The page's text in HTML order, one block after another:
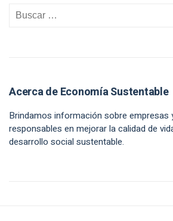
Acerca de Economía Sustentable
Brindamos información sobre empresas
responsables en mejorar la calidad de
desarrollo social sustentable.